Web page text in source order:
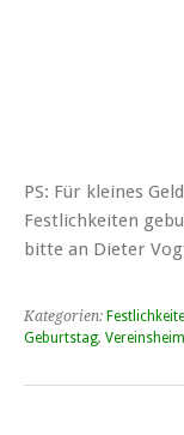
PS: Für kleines
Festlichkeiten
bitte an Dieter
Kategorien:
Geburtstag, Vereinsheim